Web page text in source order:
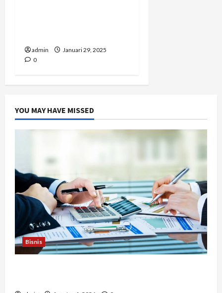
admin
Januari 29, 2025
0
YOU MAY HAVE MISSED
Bisnis